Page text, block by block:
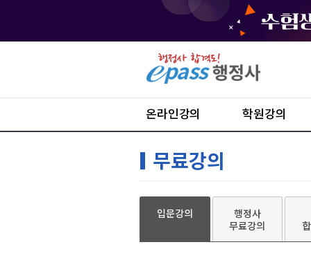
온라인강의 학원강의
무료강의
입문강의
행정사
무료강의